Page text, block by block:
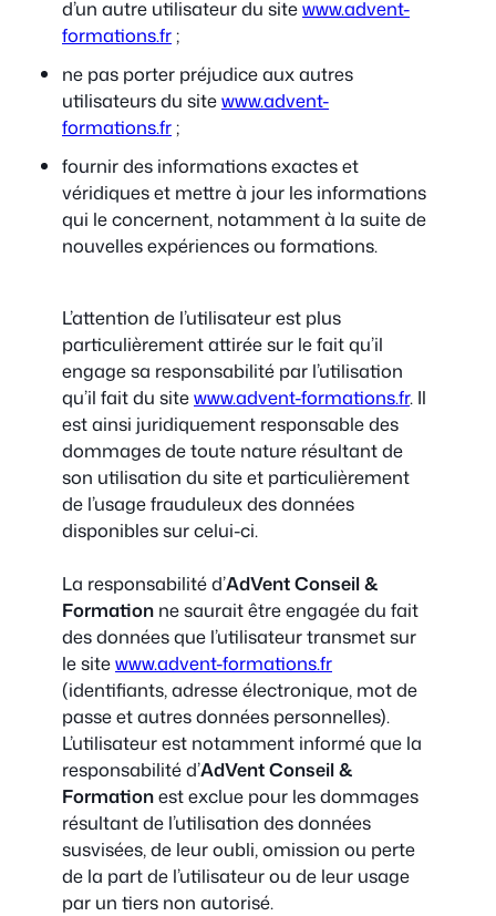
d’un autre utilisateur du sitewww.advent-
formations.fr;
ne pas porter préjudice aux autres
utilisateurs du sitewww.advent-
formations.fr;
fournir des informations exactes et
véridiques et mettre à jour les informations
qui le concernent, notamment à la suite de
nouvelles expériences ou formations.
L’attention de l’utilisateur est plus
particulièrement attirée sur le fait qu’il
engage sa responsabilité par l’utilisation
qu’il fait du sitewww.advent-formations.fr. Il
est ainsi juridiquement responsable des
dommages de toute nature résultant de
son utilisation du site et particulièrement
de l’usage frauduleux des données
disponibles sur celui-ci.
La responsabilité d’AdVentConseil &
Formation ne saurait être engagée du fait
des données que l’utilisateur transmet sur
le sitewww.advent-formations.fr
(identifiants, adresse électronique, mot de
passe et autres données personnelles).
L’utilisateur est notamment informé que la
responsabilité d’AdVentConseil &
Formationest exclue pour les dommages
résultant de l’utilisation des données
susvisées, de leur oubli, omission ou perte
de la part de l’utilisateur ou de leur usage
par un tiers non autorisé.